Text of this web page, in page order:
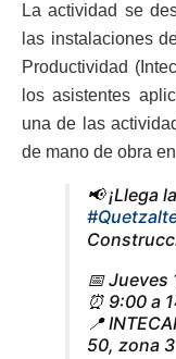
La actividad se
las instalaciones
Productividad
los asistentes
una de las
de mano de obra
📢 ¡Llega
📅 Jueves
⏰ 9:00 a
📍
50, zona 3